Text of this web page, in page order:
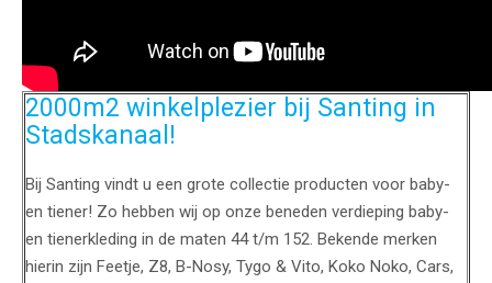
2000m2 winkelplezier bij Santing in
Stadskanaal!
Bij Santing vindt u een grote collectie producten voor baby-
en tiener! Zo hebben wij op onze beneden verdieping baby-
en tienerkleding in de maten 44 t/m 152. Bekende merken
hierin zijn Feetje, Z8, B-Nosy, Tygo & Vito, Koko Noko, Cars,